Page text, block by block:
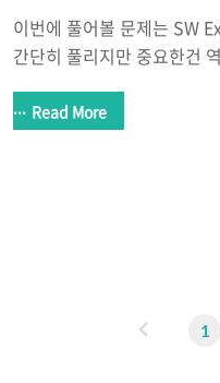
이번에 풀어볼 문제는 SW
간단히 풀리지만 중요한건
양한 학습 컨텐츠를 확인하
Read More
1